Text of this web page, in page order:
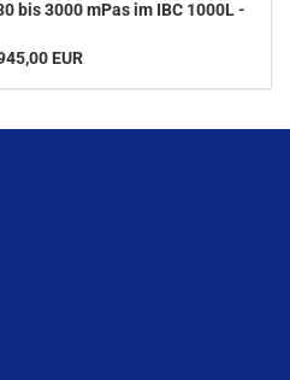
bis 3000 mPas im IBC 1000L -
EUR